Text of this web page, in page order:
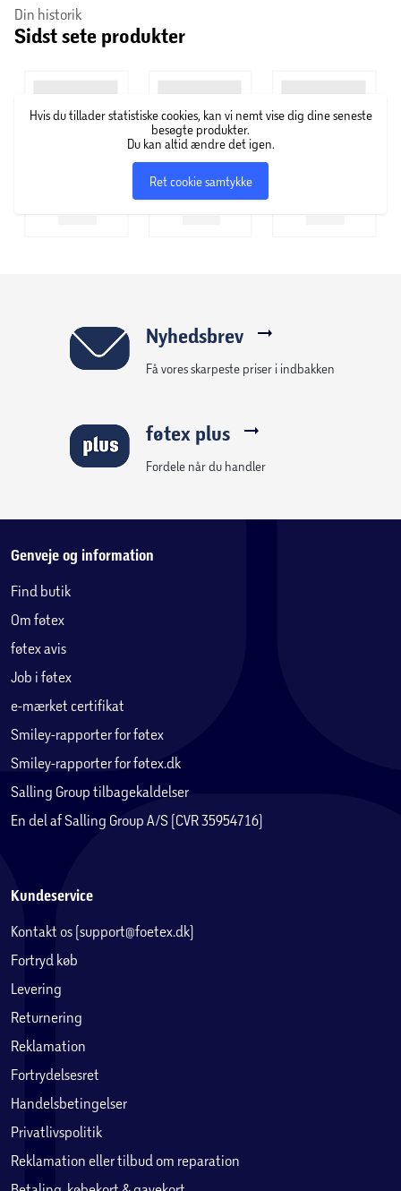
Din historik
Sidst sete produkter
Hvis du tillader statistiske cookies, kan vi nemt vise dig dine seneste
besøgte produkter.
Du kan altid ændre det igen.
Ret cookie samtykke
Nyhedsbrev
Få vores skarpeste priser i indbakken
føtex plus
Fordele når du handler
Genveje og information
Find butik
Om føtex
føtex avis
Job i føtex
e-mærket certifikat
Smiley-rapporter for føtex
Smiley-rapporter for føtex.dk
Salling Group tilbagekaldelser
En del af Salling Group A/S (CVR 35954716)
Kundeservice
Kontakt os (support@foetex.dk)
Fortryd køb
Levering
Returnering
Reklamation
Fortrydelsesret
Handelsbetingelser
Privatlivspolitik
Reklamation eller tilbud om reparation